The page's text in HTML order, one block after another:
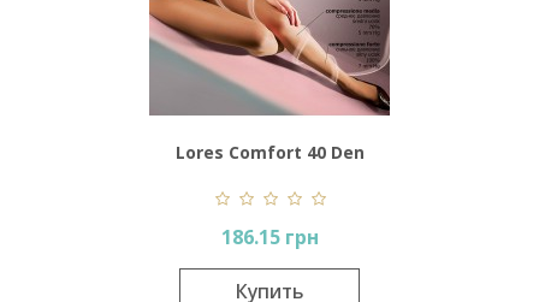
Lores Comfort 40 Den
186.15 грн
Купить